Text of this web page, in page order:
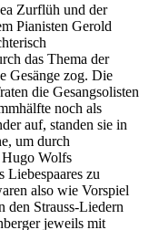
Zurflüh und der
Pianisten Gerold
das Thema der
Gesänge zog. Die
die Gesangsolisten
noch als
auf, standen sie in
um durch
Hugo Wolfs
Liebespaares zu
also wie Vorspiel
den Strauss-Liedern
jeweils mit